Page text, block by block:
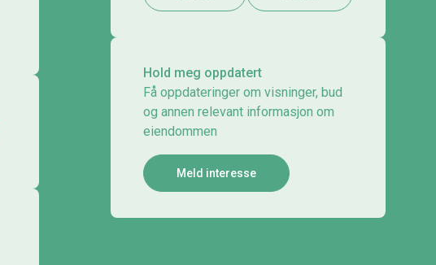
Hold meg oppdatert
Få oppdateringer om visninger, bud
og annen relevant informasjon om
eiendommen
Meld interesse